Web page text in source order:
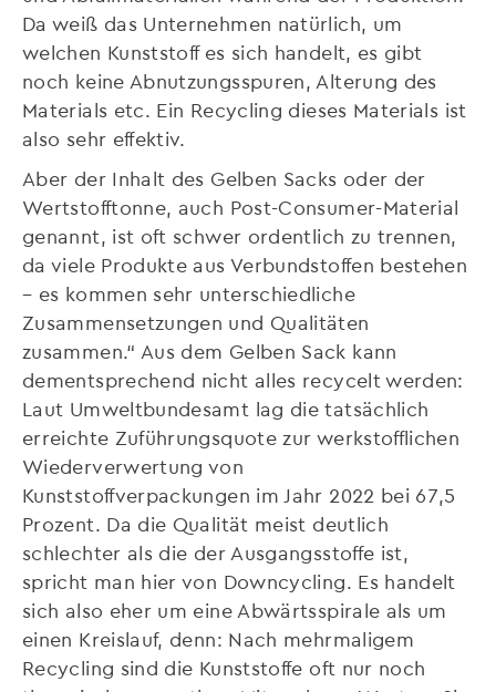
Da weiß das Unternehmen natürlich, um
welchen Kunststoff es sich handelt, es gibt
noch keine Abnutzungsspuren, Alterung des
Materials etc. Ein Recycling dieses Materials ist
also sehr effektiv.
Aber der Inhalt des Gelben Sacks oder der
Wertstofftonne, auch Post-Consumer-Material
genannt, ist oft schwer ordentlich zu trennen,
da viele Produkte aus Verbundstoffen bestehen
– es kommen sehr unterschiedliche
Zusammensetzungen und Qualitäten
zusammen.“ Aus dem Gelben Sack kann
dementsprechend nicht alles recycelt werden:
Laut Umweltbundesamt lag die tatsächlich
erreichte Zuführungsquote zur werkstofflichen
Wiederverwertung von
Kunststoffverpackungen im Jahr 2022 bei 67,5
Prozent. Da die Qualität meist deutlich
schlechter als die der Ausgangsstoffe ist,
spricht man hier von Downcycling. Es handelt
sich also eher um eine Abwärtsspirale als um
einen Kreislauf, denn: Nach mehrmaligem
Recycling sind die Kunststoffe oft nur noch